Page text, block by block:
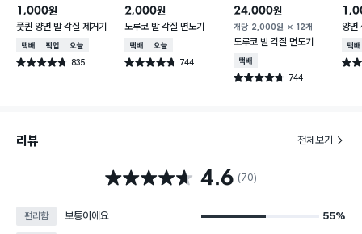
1,000원
풋퀸 양면 발 각질 제거기
택배배송매장픽업오늘배송
별점 4.7점 835
건 작성
2,000원
도루코 발 각질 면도기
택배배송오늘배송
별점 4.7점 744
건 작성
24,000원
개당 2,000원 12개
도루코 발 각질 면도기
택배배송
별점 4.7점 744
건 작성
양면
택배
별점
리뷰 전체보기
별점 4.6점 4.6 (70)
편리함 보통이에요 55%